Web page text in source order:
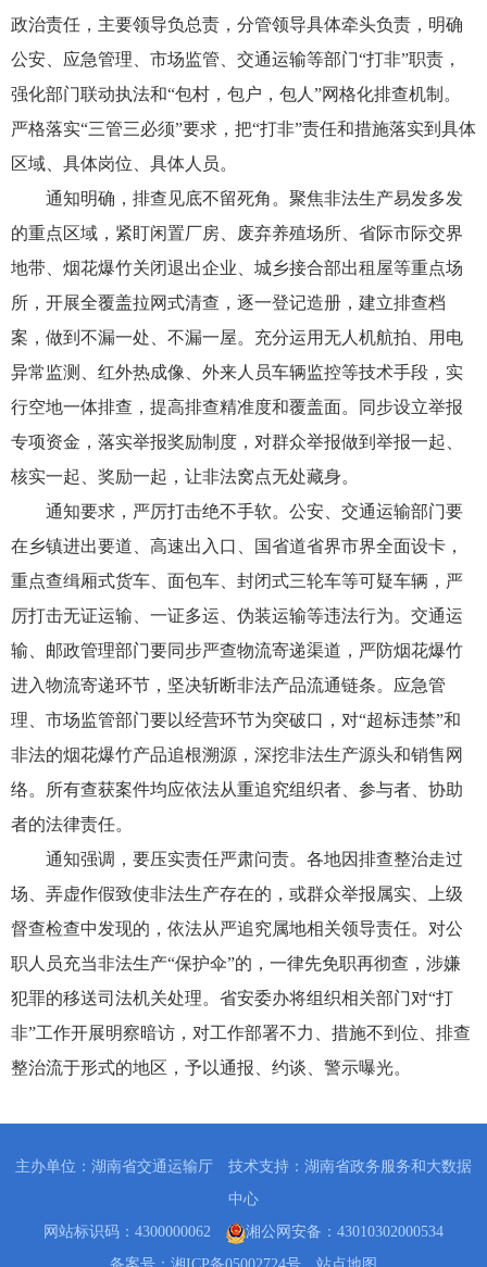
政治责任，主要领导负总责，分管领导具体牵头负责，明确
公安、应急管理、市场监管、交通运输等部门“打非”职责，
强化部门联动执法和“包村，包户，包人”网格化排查机制。
严格落实“三管三必须”要求，把“打非”责任和措施落实到具体
区域、具体岗位、具体人员。
通知明确，排查见底不留死角。聚焦非法生产易发多发
的重点区域，紧盯闲置厂房、废弃养殖场所、省际市际交界
地带、烟花爆竹关闭退出企业、城乡接合部出租屋等重点场
所，开展全覆盖拉网式清查，逐一登记造册，建立排查档
案，做到不漏一处、不漏一屋。充分运用无人机航拍、用电
异常监测、红外热成像、外来人员车辆监控等技术手段，实
行空地一体排查，提高排查精准度和覆盖面。同步设立举报
专项资金，落实举报奖励制度，对群众举报做到举报一起、
核实一起、奖励一起，让非法窝点无处藏身。
通知要求，严厉打击绝不手软。公安、交通运输部门要
在乡镇进出要道、高速出入口、国省道省界市界全面设卡，
重点查缉厢式货车、面包车、封闭式三轮车等可疑车辆，严
厉打击无证运输、一证多运、伪装运输等违法行为。交通运
输、邮政管理部门要同步严查物流寄递渠道，严防烟花爆竹
进入物流寄递环节，坚决斩断非法产品流通链条。应急管
理、市场监管部门要以经营环节为突破口，对“超标违禁”和
非法的烟花爆竹产品追根溯源，深挖非法生产源头和销售网
络。所有查获案件均应依法从重追究组织者、参与者、协助
者的法律责任。
通知强调，要压实责任严肃问责。各地因排查整治走过
场、弄虚作假致使非法生产存在的，或群众举报属实、上级
督查检查中发现的，依法从严追究属地相关领导责任。对公
职人员充当非法生产“保护伞”的，一律先免职再彻查，涉嫌
犯罪的移送司法机关处理。省安委办将组织相关部门对“打
非”工作开展明察暗访，对工作部署不力、措施不到位、排查
整治流于形式的地区，予以通报、约谈、警示曝光。
主办单位：湖南省交通运输厅 技术支持：湖南省政务服务和大数据
中心
网站标识码：4300000062
湘公网安备：43010302000534